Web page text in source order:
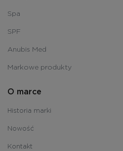
Spa
SPF
Anubis Med
Markowe produkty
O marce
Historia marki
Nowość
Kontakt